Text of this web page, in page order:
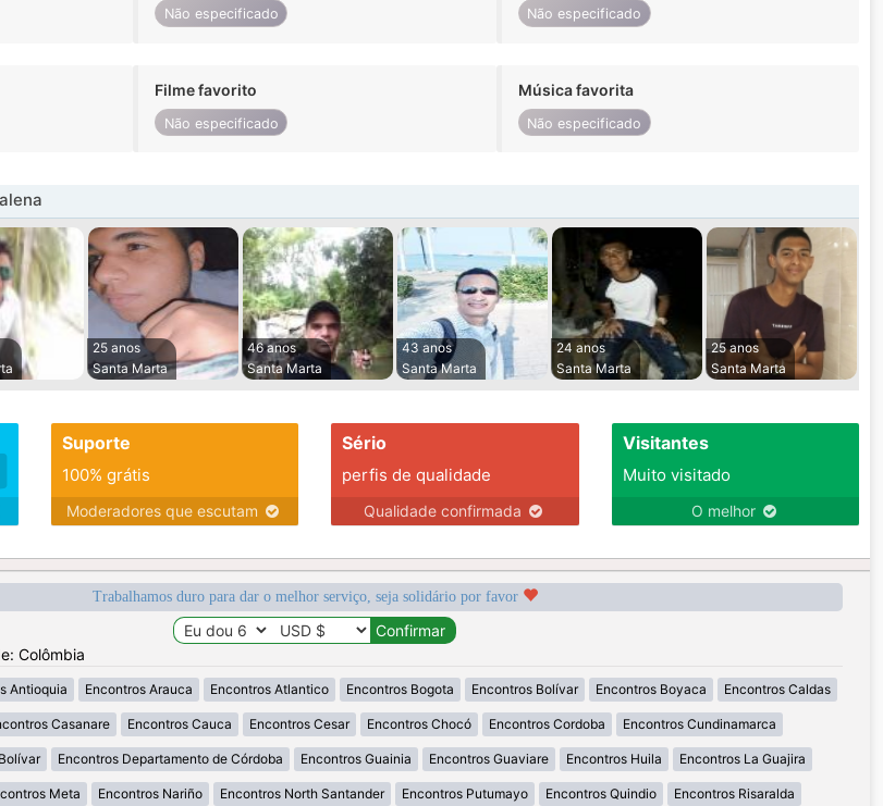
Não especificado Não especificado
Filme favorito
Não especificado
Música favorita
Não especificado
25 anos
Santa Marta
46 anos
Santa Marta
43 anos
Santa Marta
24 anos
Santa Marta
25 anos
Santa Marta
Suporte
100% grátis
Moderadores que escutam
Sério
perfis de qualidade
Qualidade confirmada
Visitantes
Muito visitado
O melhor
Trabalhamos duro para dar o melhor serviço, seja solidário por favor
Colômbia
Antioquia Encontros Arauca Encontros Atlantico Encontros Bogota Encontros Bolívar Encontros Boyaca Encontros Caldas
Casanare Encontros Cauca Encontros Cesar Encontros Chocó Encontros Cordoba Encontros Cundinamarca
Encontros Departamento de Córdoba Encontros Guainia Encontros Guaviare Encontros Huila Encontros La Guajira
Meta Encontros Nariño Encontros North Santander Encontros Putumayo Encontros Quindio Encontros Risaralda